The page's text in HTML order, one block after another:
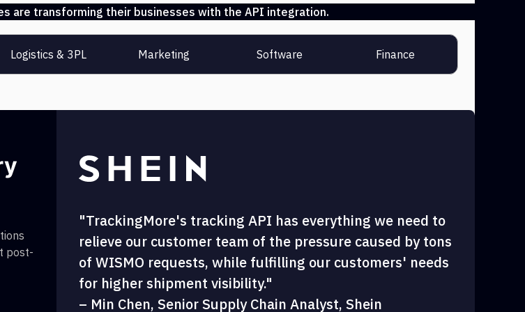
are transforming their businesses with the API integration.
Logistics & 3PL Marketing Software Finance
post-
"TrackingMore's tracking API has everything we need to
relieve our customer team of the pressure caused by tons
of WISMO requests, while fulfilling our customers' needs
for higher shipment visibility."
– Min Chen, Senior Supply Chain Analyst, Shein